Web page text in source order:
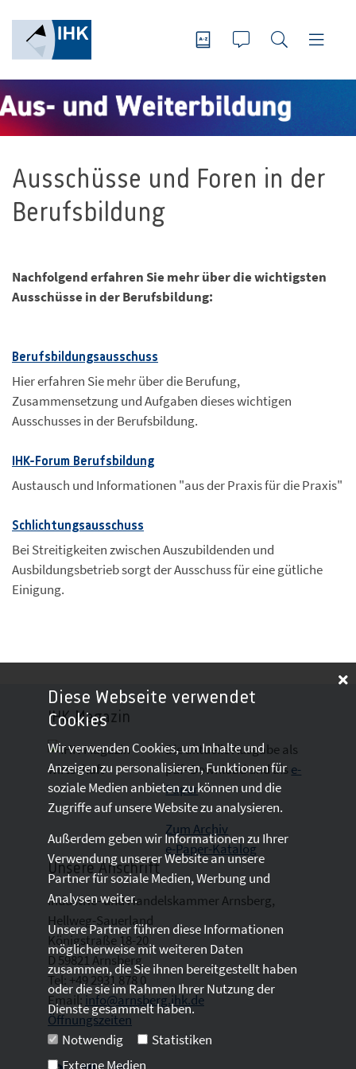
Ausschüsse und Foren in der
Berufsbildung
Nachfolgend erfahren Sie mehr über die wichtigsten
Ausschüsse in der Berufsbildung:
Berufsbildungsausschuss
Hier erfahren Sie mehr über die Berufung,
Zusammensetzung und Aufgaben dieses wichtigen
Ausschusses in der Berufsbildung.
IHK-Forum Berufsbildung
Austausch und Informationen "aus der Praxis für die Praxis"
Schlichtungsausschuss
Bei Streitigkeiten zwischen Auszubildenden und
Ausbildungsbetrieb sorgt der Ausschuss für eine gütliche
Einigung.
IHK-Magazin
Die aktuelle Ausgabe als
pdf- Downloadund als e-
Paper
Zum Archiv
e-Paper-Katalog
Unsere Anschrift
Industrie- und Handelskammer Arnsberg,
Hellweg-Sauerland
Königstraße 18-20
D 59821 Arnsberg
Tel: +49 2931 878 0
Email:info@arnsberg.ihk.de
Öffnungszeiten
Diese Webseite verwendet
Cookies
Wir verwenden Cookies, um Inhalte und
Anzeigen zu personalisieren, Funktionen für
soziale Medien anbieten zu können und die
Zugriffe auf unsere Website zu analysieren.
Außerdem geben wir Informationen zu Ihrer
Verwendung unserer Website an unsere
Partner für soziale Medien, Werbung und
Analysen weiter.
Unsere Partner führen diese Informationen
möglicherweise mit weiteren Daten
zusammen, die Sie ihnen bereitgestellt haben
oder die sie im Rahmen Ihrer Nutzung der
Dienste gesammelt haben.
Notwendig
Statistiken
Externe Medien